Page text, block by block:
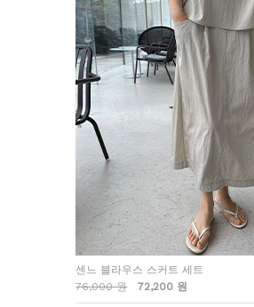
센느 블라우스 스커트 세트
76,000 원
72,200 원